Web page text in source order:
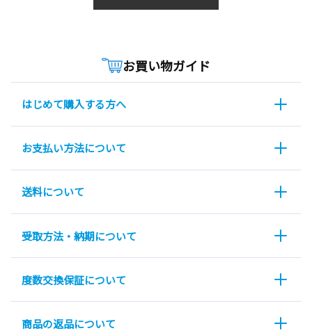
お買い物ガイド
はじめて購入する方へ
お支払い方法について
送料について
受取方法・納期について
度数交換保証について
商品の返品について